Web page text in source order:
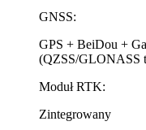
GNSS:
GPS + BeiDou +
(QZSS/GLONASS
Moduł RTK:
Zintegrowany